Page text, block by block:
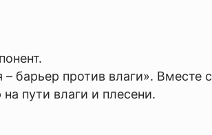
барьер против влаги». Вместе с
пути влаги и плесени.